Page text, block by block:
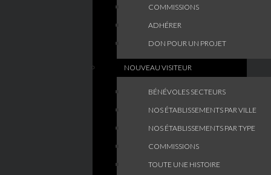
COMMISSIONS
ADHÉRER
DON POUR UN PROJET
NOUVEAU VISITEUR
BÉNÉVOLES SECTEURS
NOS ÉTABLISSEMENTS PAR VILLE
NOS ÉTABLISSEMENTS PAR TYPE
COMMISSIONS
TOUTE UNE HISTOIRE